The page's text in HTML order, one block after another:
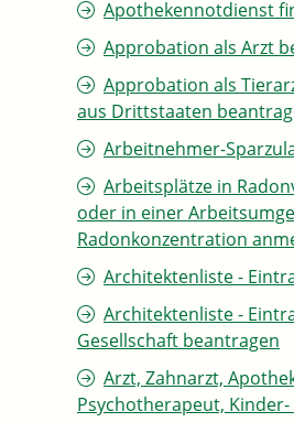
Apothekennotdienst
Approbation als Arzt
Approbation als
aus Drittstaaten
Arbeitnehmer-
Arbeitsplätze in
oder in einer
Radonkonzentration
Architektenliste -
Architektenliste -
Gesellschaft beantragen
Arzt, Zahnarzt,
Psychotherapeut,